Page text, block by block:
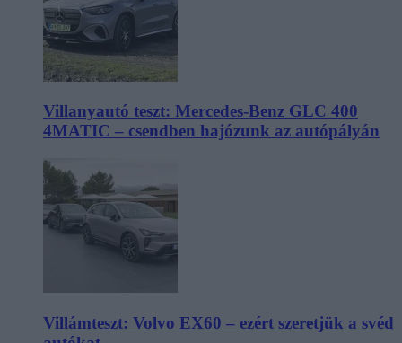
Villanyautó teszt: Mercedes-Benz GLC 400
4MATIC – csendben hajózunk az autópályán
Villámteszt: Volvo EX60 – ezért szeretjük a svéd